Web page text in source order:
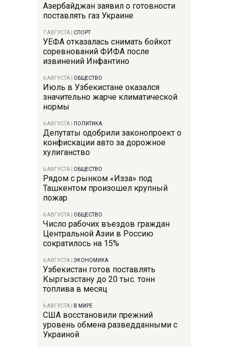
Азербайджан заявил о готовности
поставлять газ Украине
7 АВГУСТА СПОРТ
УЕФА отказалась снимать бойкот
соревнований ФИФА после
извинений Инфантино
6 АВГУСТА ОБЩЕСТВО
Июль в Узбекистане оказался
значительно жарче климатической
нормы
6 АВГУСТА ПОЛИТИКА
Депутаты одобрили законопроект о
конфискации авто за дорожное
хулиганство
6 АВГУСТА ОБЩЕСТВО
Рядом с рынком «Изза» под
Ташкентом произошел крупный
пожар
6 АВГУСТА ОБЩЕСТВО
Число рабочих въездов граждан
Центральной Азии в Россию
сократилось на 15%
6 АВГУСТА ЭКОНОМИКА
Узбекистан готов поставлять
Кыргызстану до 20 тыс. тонн
топлива в месяц
6 АВГУСТА В МИРЕ
США восстановили прежний
уровень обмена разведданными с
Украиной